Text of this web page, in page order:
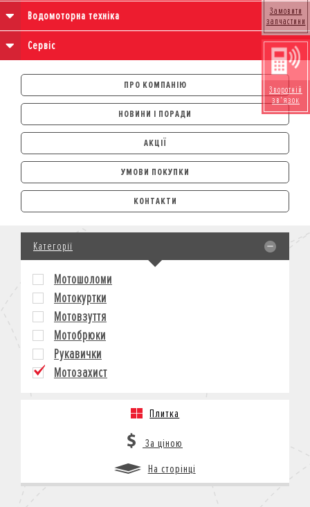
Водомоторна техніка
Сервіс
ПРО КОМПАНІЮ
НОВИНИ І ПОРАДИ
АКЦІЇ
УМОВИ ПОКУПКИ
АВТОМОБІЛІ
ЛІЗИНГ
КРЕДИТ
СТРАХУВАННЯ
КОРПОРАТИВНИМ КЛІЄНТАМ
МОТОЦИКЛИ
КРЕДИТ
СТРАХУВАННЯ
КОРПОРАТИВНИМ КЛІЄНТАМ
КОНТАКТИ
Замовити
запчастини
Зворотній
зв'язок
Категорії
Мотошоломи
Мотокуртки
Мотовзуття
Мотобрюки
Рукавички
Мотозахист
Плитка
За ціною
На сторінці